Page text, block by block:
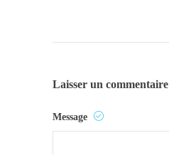
Laisser un commentaire
Message